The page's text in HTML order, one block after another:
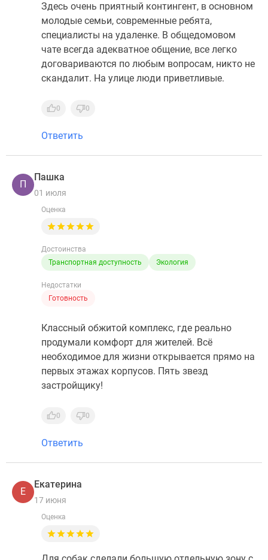
Здесь очень приятный контингент, в основном
молодые семьи, современные ребята,
специалисты на удаленке. В общедомовом
чате всегда адекватное общение, все легко
договариваются по любым вопросам, никто не
скандалит. На улице люди приветливые.
0 0
Ответить
П
Пашка
01 июля
Оценка
Достоинства
Транспортная доступность
Экология
Недостатки
Готовность
Классный обжитой комплекс, где реально
продумали комфорт для жителей. Всё
необходимое для жизни открывается прямо на
первых этажах корпусов. Пять звезд
застройщику!
0 0
Ответить
Е
Екатерина
17 июня
Оценка